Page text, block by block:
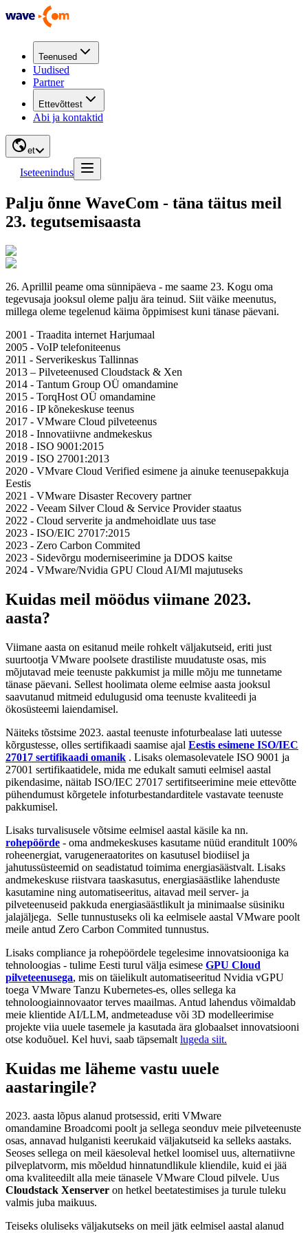
Teenused
Uudised
Partner
Ettevõttest
Abi ja kontaktid
et
Iseteenindus
Palju õnne WaveCom - täna täitus meil
23. tegutsemisaasta
26. Aprillil peame oma sünnipäeva - me saame 23. Kogu oma
tegevusaja jooksul oleme palju ära teinud. Siit väike meenutus,
millega oleme tegelenud käima õppimisest kuni tänase päevani.
2001 - Traadita internet Harjumaal
2005 - VoIP telefoniteenus
2011 - Serverikeskus Tallinnas
2013 – Pilveteenused Cloudstack & Xen
2014 - Tantum Group OÜ omandamine
2015 - TorqHost OÜ omandamine
2016 - IP kõnekeskuse teenus
2017 - VMware Cloud pilveteenus
2018 - Innovatiivne andmekeskus
2018 - ISO 9001:2015
2019 - ISO 27001:2013
2020 - VMvare Cloud Verified esimene ja ainuke teenusepakkuja
Eestis
2021 - VMware Disaster Recovery partner
2022 - Veeam Silver Cloud & Service Provider staatus
2022 - Cloud serverite ja andmehoidlate uus tase
2023 - ISO/EIC 27017:2015
2023 - Zero Carbon Commited
2023 - Sidevõrgu moderniseerimine ja DDOS kaitse
2024 - VMware/Nvidia GPU Cloud AI/Ml majutuseks
Kuidas meil möödus viimane 2023.
aasta?
Viimane aasta on esitanud meile rohkelt väljakutseid, eriti just
suurtootja VMware poolsete drastiliste muudatuste osas, mis
mõjutavad meie teenuste pakkumist ja mille mõju me tunnetame
tänase päevani. Sellest hoolimata oleme eelmise aasta jooksul
saavutanud mitmeid edulugusid oma teenuste kvaliteedi ja
ökosüsteemi laiendamisel.
Näiteks tõstsime 2023. aastal teenuste infoturbealase lati uutesse
kõrgustesse, olles sertifikaadi saamise ajal Eestis esimene ISO/IEC
27017 sertifikaadi omanik . Lisaks olemasolevatele ISO 9001 ja
27001 sertifikaatidele, mida me edukalt samuti eelmisel aastal
pikendasime, näitab ISO/IEC 27017 sertifitseerimine meie ettevõtte
pühendumust kõrgetele infoturbestandarditele vastavate teenuste
pakkumisel.
Lisaks turvalisusele võtsime eelmisel aastal käsile ka nn.
rohepöörde - oma andmekeskuses kasutame nüüd eranditult 100%
roheenergiat, varugeneraatorites on kasutusel biodiisel ja
jahutussüsteemid on seadistatud toimima energiasäästvalt. Lisaks
andmekeskuse riistvara taaskasutus, energiasäästlike lahenduste
kasutamine ning automatiseeritus, aitavad meil server- ja
pilveteenuseid pakkuda energiasäästlikult ja minimaalse süsiniku
jalajäljega. Selle tunnustuseks oli ka eelmisele aastal VMware poolt
meile antud Zero Carbon Commited tunnustus.
Lisaks compliance ja rohepöördele tegelesime innovatsiooniga ka
tehnoloogias - tulime Eesti turul välja esimese GPU Cloud
pilveteenusega, mis on täielikult automatiseeritud Nvidia vGPU
toega VMware Tanzu Kubernetes-es, olles sellega ka
tehnoloogiainnovaator terves maailmas. Antud lahendus võimaldab
meie klientide AI/LLM, andmeteaduse või 3D modelleerimise
projekte viia uuele tasemele ja kasutada ära globaalset innovatsiooni
otse koduõuel. Kel huvi, saab täpsemalt lugeda siit.
Kuidas me läheme vastu uuele
aastaringile?
2023. aasta lõpus alanud protsessid, eriti VMware
omandamine Broadcomi poolt ja sellega seonduv meie pilveteenuste
osas, annavad hulganisti keerukaid väljakutseid ka selleks aastaks.
Seoses sellega on meil käesoleval hetkel loomisel uus, alternatiivne
pilveplatvorm, mis mõeldud hinnatundlikule kliendile, kuid ei jää
oma kvaliteedilt alla meie tänasele VMware Cloud pilvele. Uus
Cloudstack Xenserver on hetkel beetatestimises ja turule tuleku
valmis juba maikuus.
Teiseks oluliseks väljakutseks on meil jätk eelmisel aastal alanud